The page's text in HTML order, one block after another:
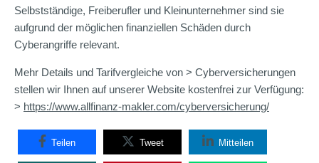
Selbstständige, Freiberufler und Kleinunternehmer sind sie
aufgrund der möglichen finanziellen Schäden durch
Cyberangriffe relevant.
Mehr Details und Tarifvergleiche von > Cyberversicherungen
stellen wir Ihnen auf unserer Website kostenfrei zur Verfügung:
> https://www.allfinanz-makler.com/cyberversicherung/
Teilen Tweet Mitteilen